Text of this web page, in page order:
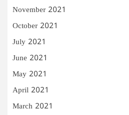
November 2021
October 2021
July 2021
June 2021
May 2021
April 2021
March 2021